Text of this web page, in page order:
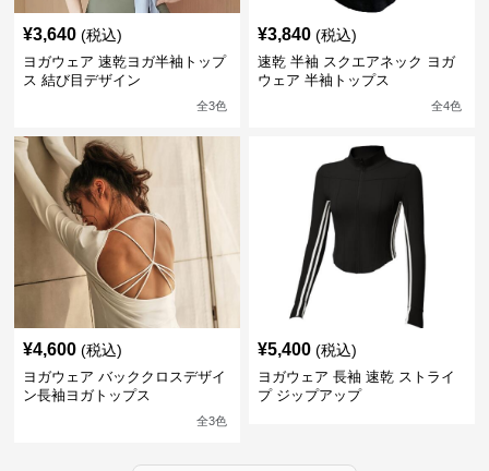
¥3,640 (税込)
ヨガウェア 速乾ヨガ半袖トップ
ス 結び目デザイン
全3色
¥3,840 (税込)
速乾 半袖 スクエアネック ヨガ
ウェア 半袖トップス
全4色
¥4,600 (税込)
ヨガウェア バッククロスデザイ
ン長袖ヨガトップス
全3色
¥5,400 (税込)
ヨガウェア 長袖 速乾 ストライ
プ ジップアップ